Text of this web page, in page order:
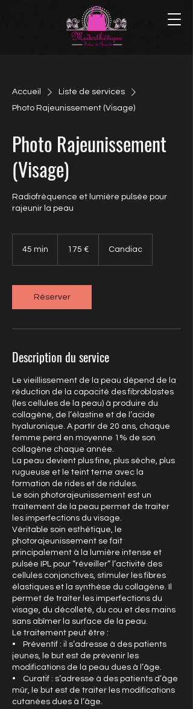
Accueil
Liste de services
Photo Rajeunissement (Visage)
Photo Rajeunissement
(Visage)
Radiofréquence et lumière pulsée pour
rajeunir la peau
45 min
i
n
175 € Candiac
Réserver
Description du service
Le vieillissement de la peau dépend de la
réduction de la capacité des fibroblastes
(les cellules de la peau) à produire du
collagène, de l’élastine et de l’acide
hyaluronique. A partir de 20 ans, chaque
femme perd en moyenne 1% de son
collagène chaque année.
La peau devient plus fine, plus sèche, plus
rugueuse et le teint terne avec la
formation de rides et de ridules.
Le soin photorajeunissement est un
traitement de la peau permet de traiter
les imperfections du visage.
Véritable soin esthétique, le
photorajeunissement se fait
principalement à la lumière intense et
pulsée IPL pour “réveiller“ l’activité des
cellules conjonctives, stimuler les fibres
élastiques et la synthèse du collagène. Il
permet de traiter les imperfections du
visage, du décolleté, du cou et des mains
sans abîmer la surface de la peau.
Le traitement peut être :
• Préventif : il s’adresse à des patients
jeunes, le but est de prévenir les
modifications de la peau dues à l’âge.
• Curatif : s’adresse à des patients d’âge
mûr, le but est de traiter les modifications
cutanées dues à l’âge.